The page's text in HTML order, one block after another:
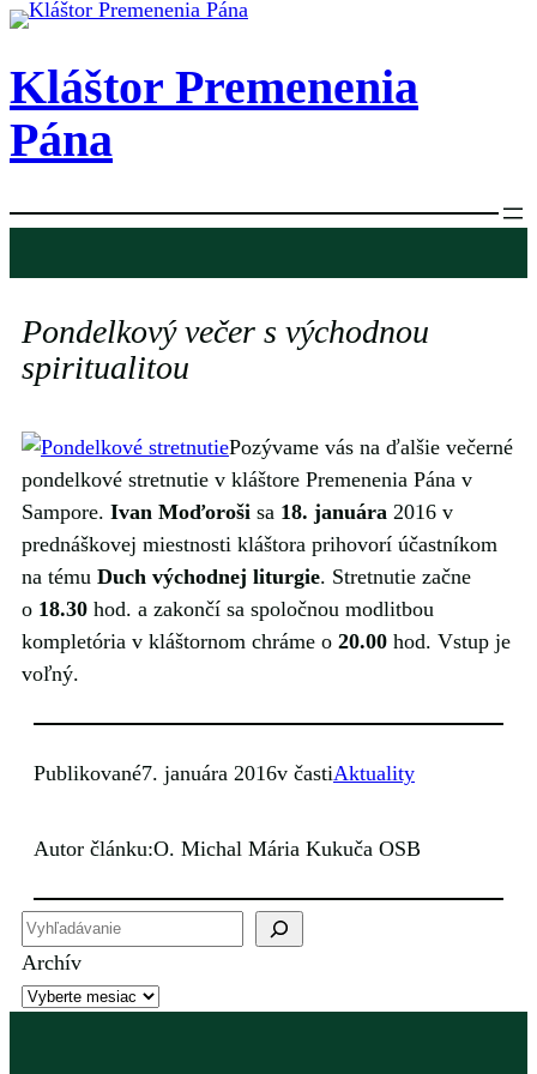
Prejsť
obsah
Kláštor Premenenia
Pána
Pondelkový večer s východnou
spiritualitou
Pozývame vás na ďalšie večerné
pondelkové stretnutie v kláštore Premenenia Pána v
Sampore. Ivan Moďoroši sa 18. januára 2016 v
prednáškovej miestnosti kláštora prihovorí účastníkom
na tému Duch východnej liturgie. Stretnutie začne
o 18.30 hod. a zakončí sa spoločnou modlitbou
kompletória v kláštornom chráme o 20.00 hod. Vstup je
voľný.
Publikované7. januára 2016v častiAktuality
Autor článku:O. Michal Mária Kukuča OSB
H
ľ
a
Archív